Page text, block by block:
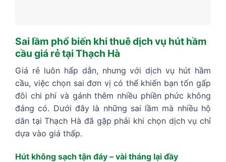
Sai lầm phổ biến khi thuê dịch vụ hút hầm
cầu giá rẻ tại Thạch Hà
Giá rẻ luôn hấp dẫn, nhưng với dịch vụ hút hầm
cầu, việc chọn sai đơn vị có thể khiến bạn tốn gấp
đôi chi phí và gánh thêm nhiều phiền phức không
đáng có. Dưới đây là những sai lầm mà nhiều hộ
dân tại Thạch Hà đã gặp phải khi chọn dịch vụ chỉ
dựa vào giá thấp.
Hút không sạch tận đáy – vài tháng lại đầy